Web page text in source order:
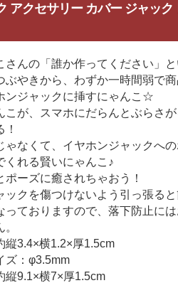
アクセサリー カバー ジャック
さんの「誰か作ってください」
ぶやきから、わずか一時間弱で
ンジャックに挿すにゃんこ☆
こが、スマホにだらんとぶらさ
ゃなくて、イヤホンジャックへの
くれる賢いにゃんこ♪
ポーズに癒されちゃおう！
クを傷つけないよう引っ張ると
っておりますので、落下防止に
縦3.4×横1.2×厚1.5cm
ズ：φ3.5mm
縦9.1×横7×厚1.5cm